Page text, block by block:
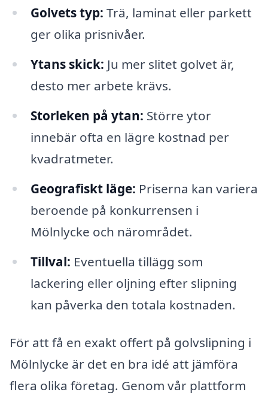
Golvets typ: Trä, laminat eller parkett
ger olika prisnivåer.
Ytans skick: Ju mer slitet golvet är,
desto mer arbete krävs.
Storleken på ytan: Större ytor
innebär ofta en lägre kostnad per
kvadratmeter.
Geografiskt läge: Priserna kan variera
beroende på konkurrensen i
Mölnlycke och närområdet.
Tillval: Eventuella tillägg som
lackering eller oljning efter slipning
kan påverka den totala kostnaden.
För att få en exakt offert på golvslipning i
Mölnlycke är det en bra idé att jämföra
flera olika företag. Genom vår plattform